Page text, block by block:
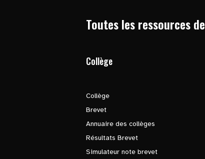
Toutes les ressources de
Collège
Collège
Brevet
Annuaire des collèges
Résultats Brevet
Simulateur note brevet